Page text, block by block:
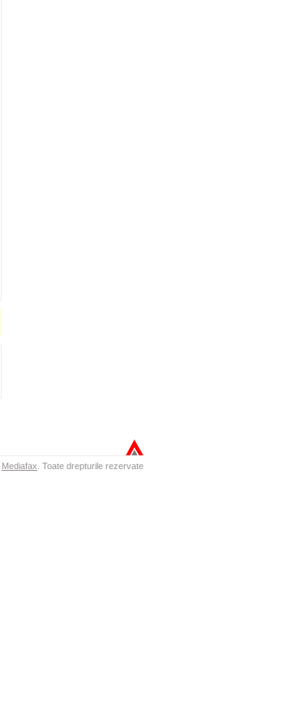
Mediafax Toate drepturile rezervate